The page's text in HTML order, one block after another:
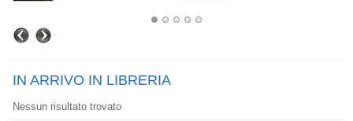
IN ARRIVO IN LIBRERIA
Nessun risultato trovato